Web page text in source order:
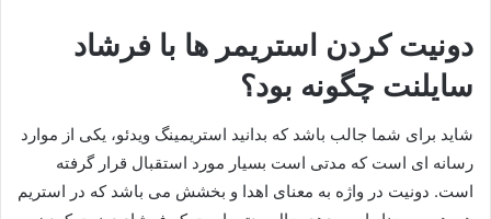
دونیت کردن استریمر ها با فرشاد
سایلنت چگونه بود؟
شاید برای شما جالب باشد که بدانید استریمینگ ویدئو، یکی از موارد
رسانه ای است که مدتی است بسیار مورد استقبال قرار گرفته
است. دونیت در واژه به معنای اهدا و بخشش می باشد که در استریم